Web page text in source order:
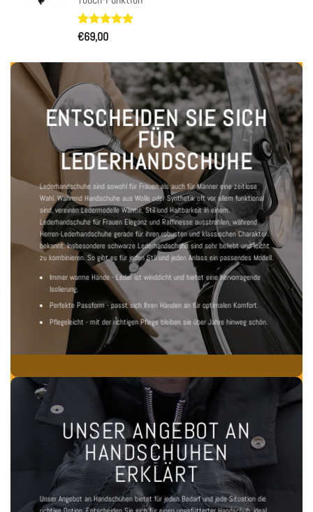
Bewertet
mit
basierend
auf
11
Kundenbewertungen
€69,00
ENTSCHEIDEN SIE SICH
FÜR
LEDERHANDSCHUHE
Lederhandschuhe sind sowohl für Frauen als auch für Männer eine zeitlose
Wahl. Während Handschuhe aus Wolle oder Synthetik oft vor allem funktional
sind, vereinen Ledermodelle Wärme, Stil und Haltbarkeit in einem.
Lederhandschuhe für FrauenEleganz und Raffinesse ausstrahlen, während
Herren-Lederhandschuhegerade für ihren robusten und klassischen Charakter
bekannt. Insbesondere schwarze Lederhandschuhesind sehr beliebt und leicht
zu kombinieren. So gibt es für jeden Stil und jeden Anlass ein passendes Modell.
Immer warme Hände - Leder ist winddicht und bietet eine hervorragende
Isolierung.
Perfekte Passform - passt sich Ihren Händen an für optimalen Komfort.
Pflegeleicht - mit der richtigen Pflege bleiben sie über Jahre hinweg schön.
UNSER ANGEBOT AN
HANDSCHUHEN
ERKLÄRT
Unser Angebot an Handschuhen bietet für jeden Bedarf und jede Situation die